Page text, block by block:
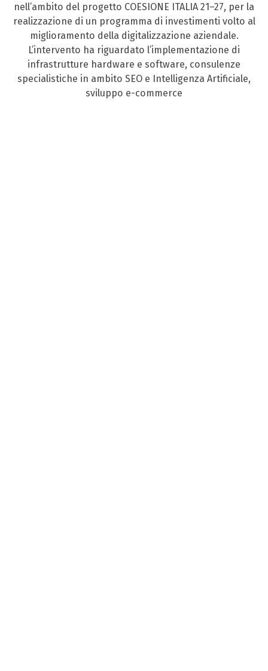
nell’ambito del progetto COESIONE ITALIA 21–27, per la
realizzazione di un programma di investimenti volto al
miglioramento della digitalizzazione aziendale.
L’intervento ha riguardato l’implementazione di
infrastrutture hardware e software, consulenze
specialistiche in ambito SEO e Intelligenza Artificiale,
sviluppo e-commerce